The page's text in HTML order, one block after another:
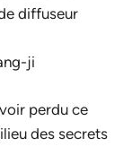
diffuseur
ji
perdu ce
des secrets